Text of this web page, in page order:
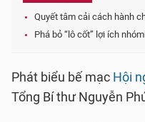
Quyết tâm cải cách hành
Phá bỏ “lô cốt” lợi ích
Phát biểu bế mạc Hội
Tổng Bí thư Nguyễn